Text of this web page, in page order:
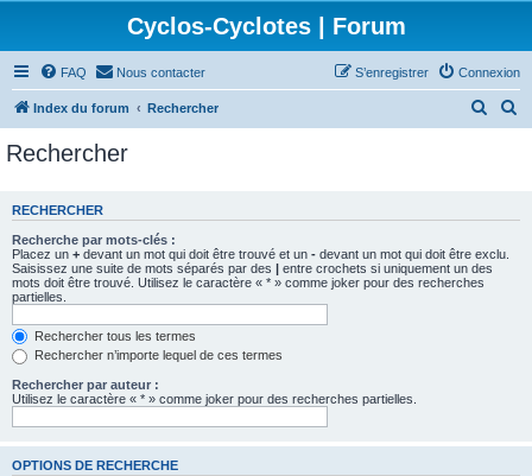
Cyclos-Cyclotes | Forum
FAQ Nous contacter Connexion
S’enregistrer
Index du forum Rechercher
e
e
r
c
Rechercher
RECHERCHER
Recherche par mots-clés :
Placez un + devant un mot qui doit être trouvé et un - devant un mot qui doit être exclu.
Saisissez une suite de mots séparés par des | entre crochets si uniquement un des
mots doit être trouvé. Utilisez le caractère « * » comme joker pour des recherches
partielles.
Rechercher tous les termes
Rechercher n’importe lequel de ces termes
Rechercher par auteur :
Utilisez le caractère « * » comme joker pour des recherches partielles.
OPTIONS DE RECHERCHE